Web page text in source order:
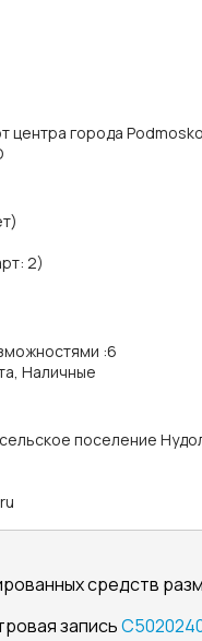
центра города
2)
:6
Наличные
поселение
средств
запись